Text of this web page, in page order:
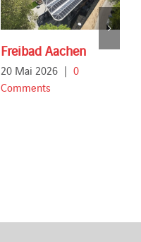
Freibad Aachen
20 Mai 2026 | 0
Comments